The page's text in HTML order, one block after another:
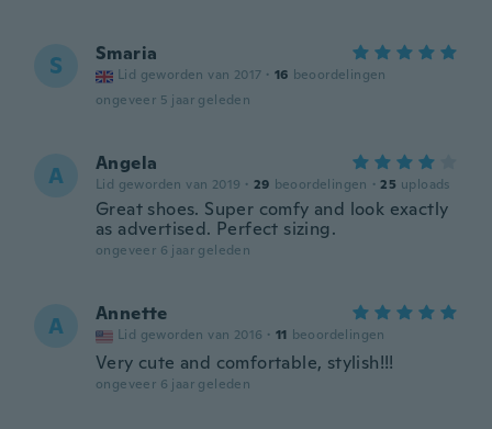
S Smaria
Lid geworden van 2017 · 16 beoordelingen
ongeveer 5 jaar geleden
A Angela
Lid geworden van 2019 · 29 beoordelingen · 25 uploads
Great shoes. Super comfy and look exactly
as advertised. Perfect sizing.
ongeveer 6 jaar geleden
A Annette
Lid geworden van 2016 · 11 beoordelingen
Very cute and comfortable, stylish!!!
ongeveer 6 jaar geleden